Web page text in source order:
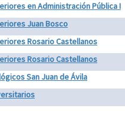
en Administración Pública I
Juan Bosco
Rosario Castellanos
Rosario Castellanos
San Juan de Ávila